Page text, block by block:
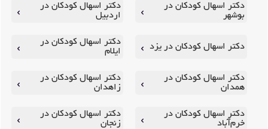
دکتر اسهال کودکان در
بوشهر
دکتر اسهال کودکان در
اردبیل
دکتر اسهال کودکان در یزد
دکتر اسهال کودکان در
ایلام
دکتر اسهال کودکان در
همدان
دکتر اسهال کودکان در
زاهدان
دکتر اسهال کودکان در
خرم‌آباد
دکتر اسهال کودکان در
زنجان